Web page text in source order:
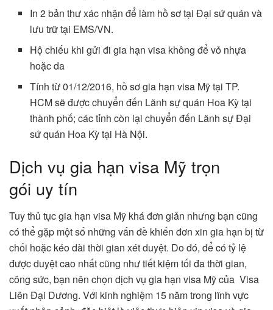
In 2 bản thư xác nhận để làm hồ sơ tại Đại sứ quán và
lưu trữ tại EMS/VN.
Hộ chiếu khi gửi đi gia hạn visa không để vỏ nhựa
hoặc da
Tính từ 01/12/2016, hồ sơ gia hạn visa Mỹ tại TP.
HCM sẽ được chuyển đến Lãnh sự quán Hoa Kỳ tại
thành phố; các tỉnh còn lại chuyển đến Lãnh sự Đại
sứ quán Hoa Kỳ tại Hà Nội.
Dịch vụ gia hạn visa Mỹ trọn
gói uy tín
Tuy thủ tục gia hạn visa Mỹ khá đơn giản nhưng bạn cũng
có thể gặp một số những vấn đề khiến đơn xin gia hạn bị từ
chối hoặc kéo dài thời gian xét duyệt. Do đó, để có tỷ lệ
được duyệt cao nhất cũng như tiết kiệm tối đa thời gian,
công sức, bạn nên chọn dịch vụ gia hạn visa Mỹ của Visa
Liên Đại Dương. Với kinh nghiệm 15 năm trong lĩnh vực